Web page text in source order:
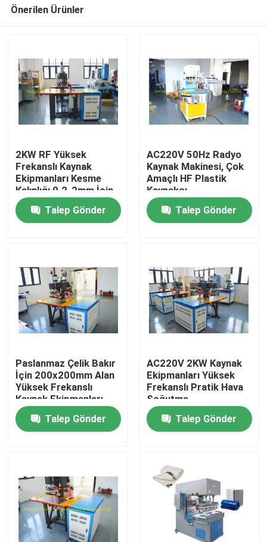
Ev
Hakkımızda
Fabrika turu
Bize Ulaşın
Bir teklif isteği
Ultrasonik plastik kaynak makinesi
PVC Plastik Kaynak Makinası
Önerilen Ürünler
2KW RF Yüksek
Frekanslı Kaynak
Ekipmanları Kesme
Kalınlığı 0.2-2mm İçin
Hava Soğutma
Talep Gönder
AC220V 50Hz Radyo
Kaynak Makinesi, Çok
Amaçlı HF Plastik
Kaynakçı
Talep Gönder
Paslanmaz Çelik Bakır
İçin 200x200mm Alan
Yüksek Frekanslı
Kaynak Ekipmanları
Talep Gönder
AC220V 2KW Kaynak
Ekipmanları Yüksek
Frekanslı Pratik Hava
Soğutma
Talep Gönder